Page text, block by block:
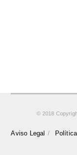
© 2018
Aviso Legal